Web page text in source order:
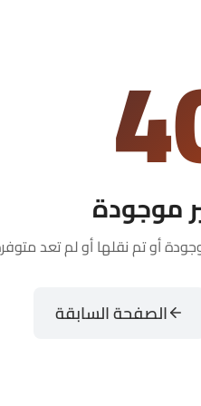
موجودة
أو تم نقلها أو لم تعد
الصفحة السابقة